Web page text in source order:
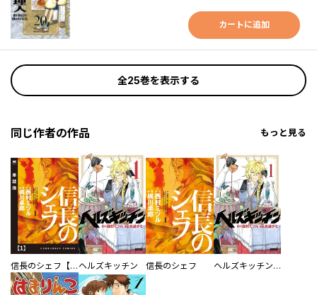
カートに追加
全25巻を表示する
同じ作者の作品 もっと見る
信長のシェフ【単話版】 ヘルズキッチン 信長のシェフ ヘルズキッチン 分冊版